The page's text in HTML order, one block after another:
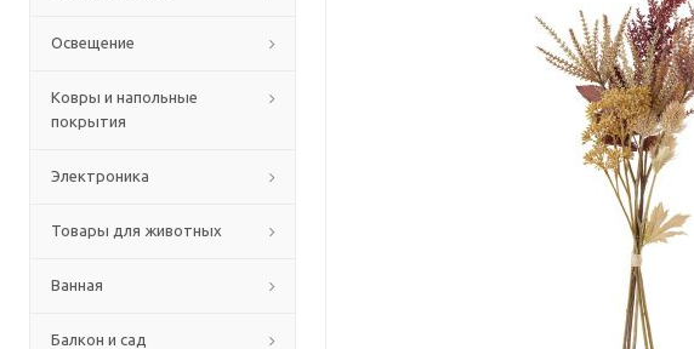
Освещение
Ковры и напольные
покрытия
Электроника
Товары для животных
Ванная
Балкон и сад